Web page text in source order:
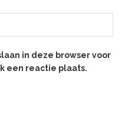
in deze browser voor
een reactie plaats.